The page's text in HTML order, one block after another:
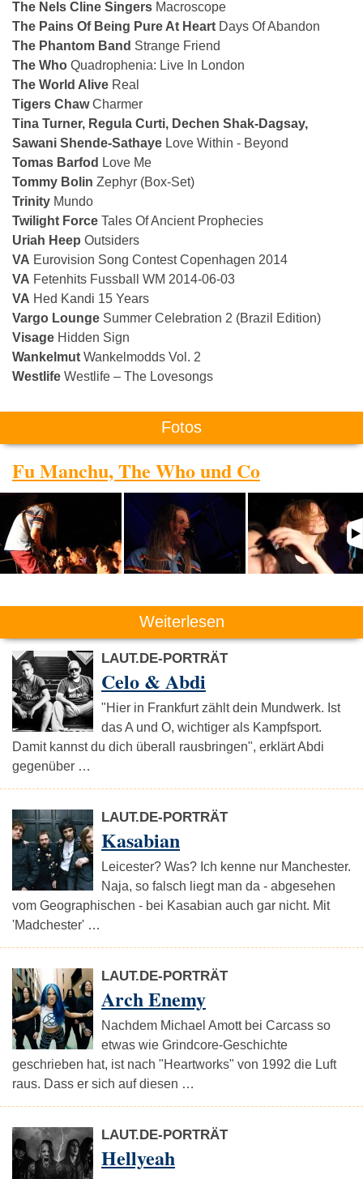
The Nels Cline Singers Macroscope
The Pains Of Being Pure At Heart Days Of Abandon
The Phantom Band Strange Friend
The Who Quadrophenia: Live In London
The World Alive Real
Tigers ChawCharmer
Tina Turner, Regula Curti, Dechen Shak-Dagsay,
Sawani Shende-Sathaye Love Within - Beyond
Tomas Barfod Love Me
Tommy Bolin Zephyr (Box-Set)
Trinity Mundo
Twilight Force Tales Of Ancient Prophecies
Uriah Heep Outsiders
VA Eurovision Song Contest Copenhagen 2014
VA Fetenhits Fussball WM 2014-06-03
VA Hed Kandi 15 Years
Vargo Lounge Summer Celebration 2 (Brazil Edition)
Visage Hidden Sign
Wankelmut Wankelmodds Vol. 2
Westlife Westlife – The Lovesongs
Fotos
Fu Manchu, The Who und Co
Weiterlesen
LAUT.DE-PORTRÄT
Celo & Abdi
"Hier in Frankfurt zählt dein Mundwerk. Ist
das A und O, wichtiger als Kampfsport.
Damit kannst du dich überall rausbringen", erklärt Abdi
gegenüber …
LAUT.DE-PORTRÄT
Kasabian
Leicester? Was? Ich kenne nur Manchester.
Naja, so falsch liegt man da - abgesehen
vom Geographischen - bei Kasabian auch gar nicht. Mit
'Madchester' …
LAUT.DE-PORTRÄT
Arch Enemy
Nachdem Michael Amott bei Carcass so
etwas wie Grindcore-Geschichte
geschrieben hat, ist nach "Heartworks" von 1992 die Luft
raus. Dass er sich auf diesen …
LAUT.DE-PORTRÄT
Hellyeah